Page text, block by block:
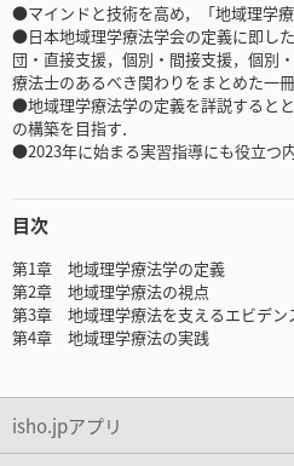
●マインドと技術を高め，「地域理学
●日本地域理学療法学会の定義に即し
団・直接支援，個別・間接支援，個別
療法士のあるべき関わりをまとめた一冊
●地域理学療法学の定義を詳説すると
の構築を目指す．
●2023年に始まる実習指導にも役立つ内
目次
第1章 地域理学療法学の定義
第2章 地域理学療法の視点
第3章 地域理学療法を支えるエビデ
第4章 地域理学療法の実践
isho.jpアプリ